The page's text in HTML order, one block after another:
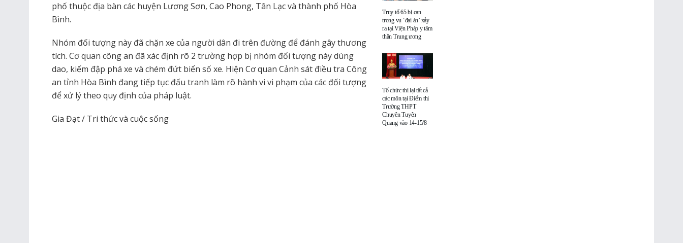
phố thuộc địa bàn các huyện Lương Sơn, Cao Phong, Tân Lạc và thành phố Hòa
Bình.
Nhóm đối tượng này đã chặn xe của người dân đi trên đường để đánh gây thương
tích. Cơ quan công an đã xác định rõ 2 trường hợp bị nhóm đối tượng này dùng
dao, kiếm đập phá xe và chém đứt biển số xe. Hiện Cơ quan Cảnh sát điều tra Công
an tỉnh Hòa Bình đang tiếp tục đấu tranh làm rõ hành vi vi phạm của các đối tượng
để xử lý theo quy định của pháp luật.
Gia Đạt / Tri thức và cuộc sống
Truy tố 65 bị can
trong vụ ‘đại án’ xảy
ra tại Viện Pháp y tâm
thần Trung ương
Tổ chức thi lại tất cả
các môn tại Điểm thi
Trường THPT
Chuyên Tuyên
Quang vào 14-15/8